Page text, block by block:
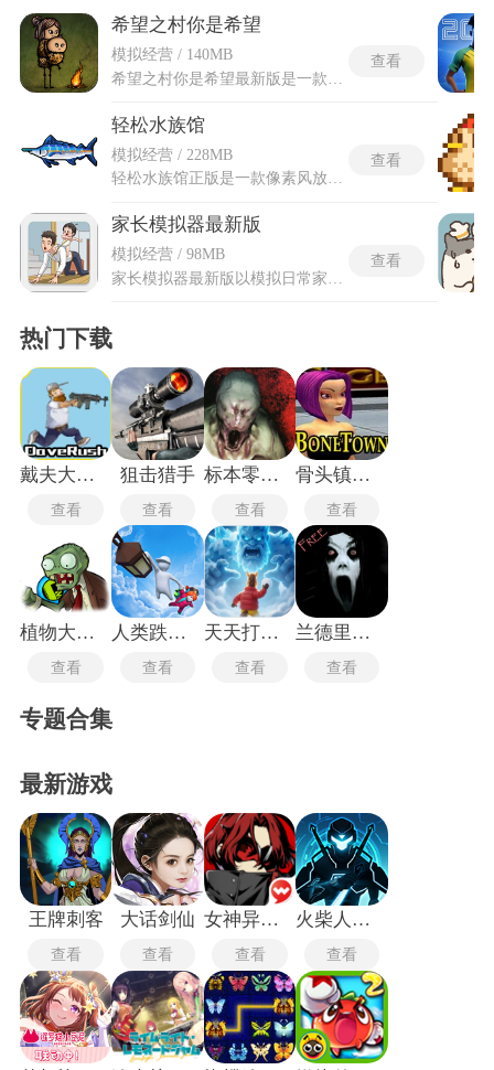
希望之村你是希望
模拟经营 / 140MB
查看
轻松水族馆
模拟经营 / 228MB
查看
家长模拟器最新版
模拟经营 / 98MB
查看
热门下载
戴夫大战僵尸m木糖m
查看
狙击猎手
查看
标本零联机版
查看
骨头镇中文版
查看
植物大战僵尸玩梗版
查看
人类跌落梦境
查看
天天打雪仗
查看
兰德里纳河的地下室
查看
专题合集
最新游戏
王牌刺客
查看
大话剑仙
查看
女神异闻录5皇家版
查看
火柴人格斗家无敌版
查看